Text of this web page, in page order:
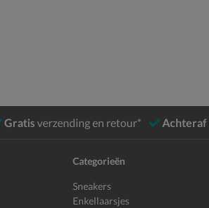
Gratisverzending en retour* Achteraf
Categorieën
Sneakers
Enkellaarsjes